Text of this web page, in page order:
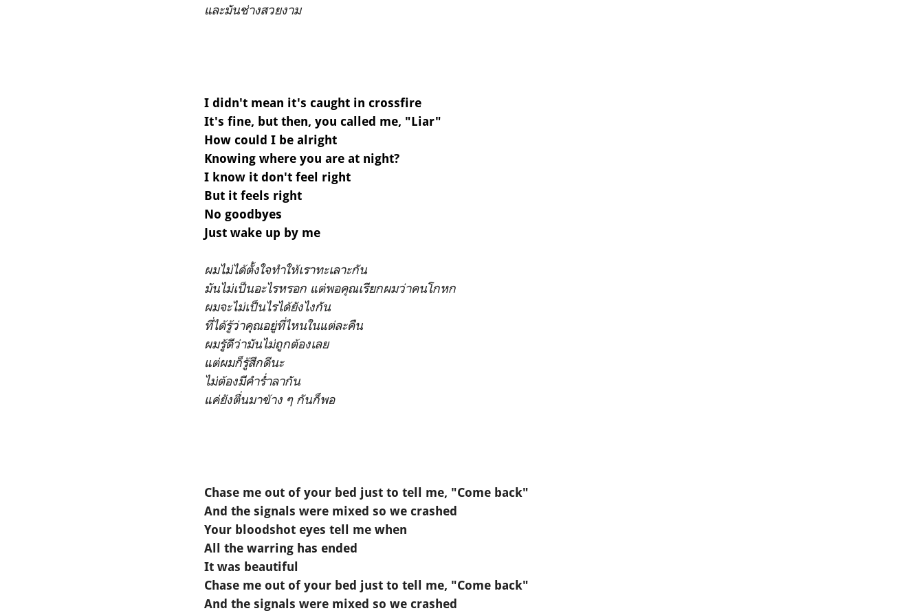
และมันช่างสวยงาม
I didn't mean it's caught in crossfire
It's fine, but then, you called me, "Liar"
How could I be alright
Knowing where you are at night?
I know it don't feel right
But it feels right
No goodbyes
Just wake up by me
ผมไม่ได้ตั้งใจทำให้เราทะเลาะกัน
มันไม่เป็นอะไรหรอก แต่พอคุณเรียกผมว่าคนโกหก
ผมจะไม่เป็นไรได้ยังไงกัน
ที่ได้รู้ว่าคุณอยู่ที่ไหนในแต่ละคืน
ผมรู้ดีว่ามันไม่ถูกต้องเลย
แต่ผมก็รู้สึกดีนะ
ไม่ต้องมีคำร่ำลากัน
แค่ยังตื่นมาข้าง ๆ กันก็พอ
Chase me out of your bed just to tell me, "Come back"
And the signals were mixed so we crashed
Your bloodshot eyes tell me when
All the warring has ended
It was beautiful
Chase me out of your bed just to tell me, "Come back"
And the signals were mixed so we crashed